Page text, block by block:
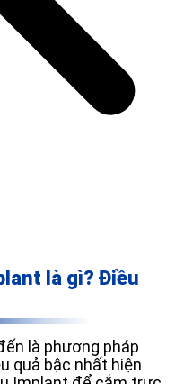
là gì? Điều
là phương pháp
quả bậc nhất hiện